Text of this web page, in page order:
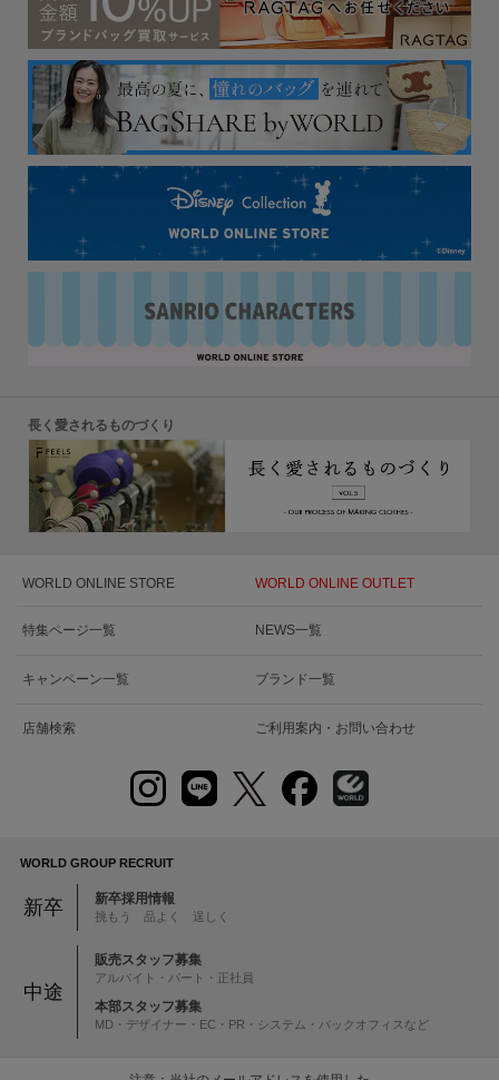
長く愛されるものづくり
WORLD ONLINE STORE WORLD ONLINE OUTLET
特集ページ一覧 NEWS一覧
キャンペーン一覧 ブランド一覧
店舗検索 ご利用案内・お問い合わせ
WORLD GROUP RECRUIT
新卒 新卒採用情報
挑もう 品よく 逞しく
中途
販売スタッフ募集
アルバイト・パート・正社員
本部スタッフ募集
MD・デザイナー・EC・PR・システム・バックオフィスなど